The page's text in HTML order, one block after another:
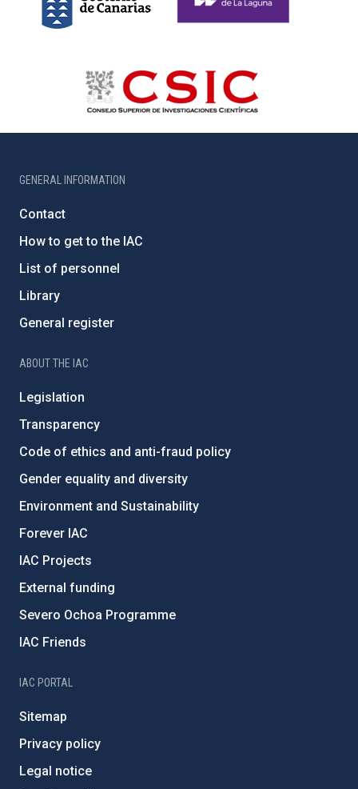
GENERAL INFORMATION
Contact
How to get to the IAC
List of personnel
Library
General register
ABOUT THE IAC
Legislation
Transparency
Code of ethics and anti-fraud policy
Gender equality and diversity
Environment and Sustainability
Forever IAC
IAC Projects
External funding
Severo Ochoa Programme
IAC Friends
IAC PORTAL
Sitemap
Privacy policy
Legal notice